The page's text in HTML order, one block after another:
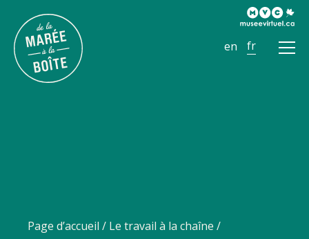
Page d’accueil / Le travail à la chaîne /